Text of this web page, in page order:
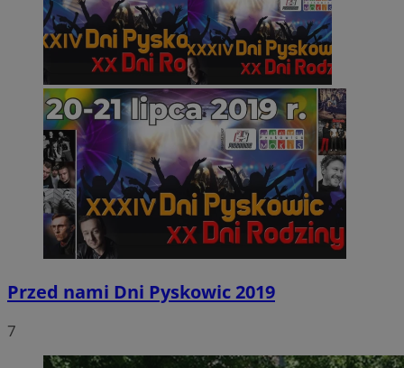
Przed nami Dni Pyskowic 2019
7